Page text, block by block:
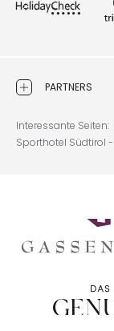
PARTNERS
Interessante Seiten:
Sporthotel Südtirol -